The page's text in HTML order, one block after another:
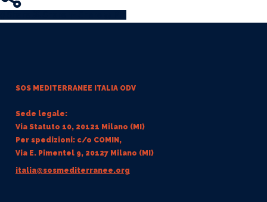
SOS MEDITERRANEE ITALIA ODV
Sede legale:
Via Statuto 10, 20121 Milano (MI)
Per spedizioni: c/o COMIN,
Via E. Pimentel 9, 20127 Milano (MI)
italia@sosmediterranee.org